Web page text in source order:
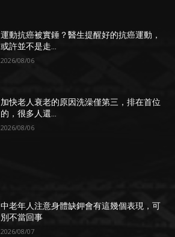
運動抗癌被實錘？醫生提醒好的抗癌運動，
或許並不是走...
2026/08/06
加快老人衰老的原因洗澡僅第三，排在首位
的，很多人還...
2026/08/06
中老年人注意身體缺鉀會有這幾個表現，可
別不當回事
2026/08/07